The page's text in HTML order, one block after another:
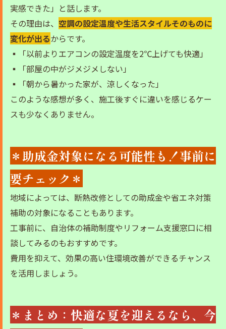
実感できた」と話します。
その理由は、 空調の設定温度や生活スタイルそのものに
変化が出るからです。
▪「以前よりエアコンの設定温度を2℃上げても快適」
▪「部屋の中がジメジメしない」
▪「朝から暑かった家が、涼しくなった」
このような感想が多く、施工後すぐに違いを感じるケー
スも少なくありません。
＊助成金対象になる可能性も！事前に
要チェック＊
地域によっては、断熱改修としての助成金や省エネ対策
補助の対象になることもあります。
工事前に、自治体の補助制度やリフォーム支援窓口に相
談してみるのもおすすめです。
費用を抑えて、効果の高い住環境改善ができるチャンス
を活用しましょう。
＊まとめ：快適な夏を迎えるなら、今